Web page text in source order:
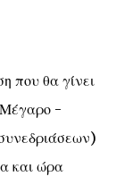
που θα γίνει
Μέγαρο -
και ώρα